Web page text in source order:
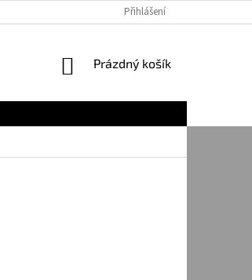
Přihlášení
NÁKUPNÍ
Prázdný košík